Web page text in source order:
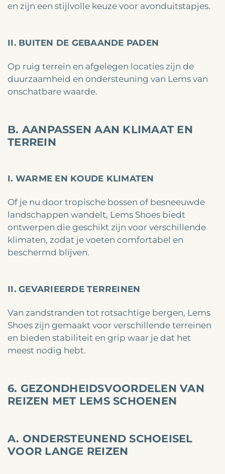
en zijn een stijlvolle keuze voor avonduitstapjes.
II. BUITEN DE GEBAANDE PADEN
Op ruig terrein en afgelegen locaties zijn de
duurzaamheid en ondersteuning van Lems van
onschatbare waarde.
B. AANPASSEN AAN KLIMAAT EN
TERREIN
I. WARME EN KOUDE KLIMATEN
Of je nu door tropische bossen of besneeuwde
landschappen wandelt, Lems Shoes biedt
ontwerpen die geschikt zijn voor verschillende
klimaten, zodat je voeten comfortabel en
beschermd blijven.
II. GEVARIEERDE TERREINEN
Van zandstranden tot rotsachtige bergen, Lems
Shoes zijn gemaakt voor verschillende terreinen
en bieden stabiliteit en grip waar je dat het
meest nodig hebt.
6. GEZONDHEIDSVOORDELEN VAN
REIZEN MET LEMS SCHOENEN
A. ONDERSTEUNEND SCHOEISEL
VOOR LANGE REIZEN